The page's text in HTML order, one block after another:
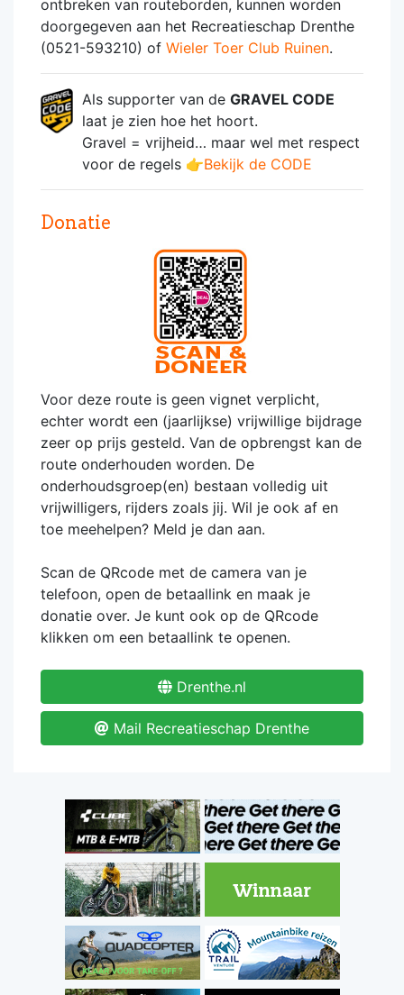
ontbreken van routeborden, kunnen worden
doorgegeven aan het Recreatieschap Drenthe
(0521-593210) of Wieler Toer Club Ruinen.
Als supporter van de GRAVEL CODE
laat je zien hoe het hoort.
Gravel = vrijheid… maar wel met respect
voor de regels 👉Bekijk de CODE
Donatie
Voor deze route is geen vignet verplicht,
echter wordt een (jaarlijkse) vrijwillige bijdrage
zeer op prijs gesteld. Van de opbrengst kan de
route onderhouden worden. De
onderhoudsgroep(en) bestaan volledig uit
vrijwilligers, rijders zoals jij. Wil je ook af en
toe meehelpen? Meld je dan aan.
Scan de QRcode met de camera van je
telefoon, open de betaallink en maak je
donatie over. Je kunt ook op de QRcode
klikken om een betaallink te openen.
Drenthe.nl
Mail Recreatieschap Drenthe